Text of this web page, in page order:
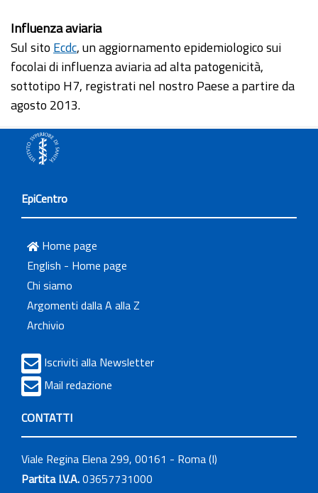
Influenza aviaria
Sul sito Ecdc, un aggiornamento epidemiologico sui
focolai di influenza aviaria ad alta patogenicità,
sottotipo H7, registrati nel nostro Paese a partire da
agosto 2013.
EpiCentro
Home page
English - Home page
Chi siamo
Argomenti dalla A alla Z
Archivio
Iscriviti alla Newsletter
Mail redazione
CONTATTI
Viale Regina Elena 299, 00161 - Roma (I)
Partita I.V.A.03657731000